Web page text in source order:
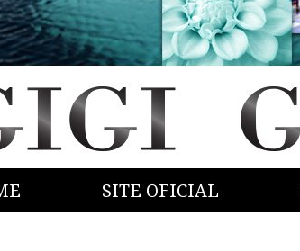
SITE OFICIAL